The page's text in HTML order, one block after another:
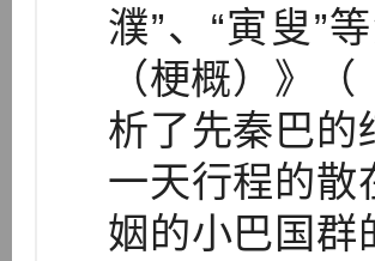
濮”、“寅叟”
（梗概）》
析了先秦巴的
一天行程的散
姻的小巴国群